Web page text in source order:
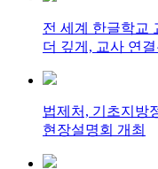
전 세계 한글학교
더 깊게, 교사 연
법제처, 기초지방
현장설명회 개최